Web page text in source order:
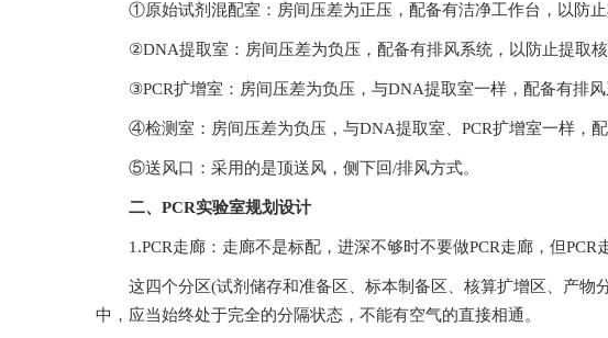
①原始试剂混配室：房间压差为正压，配备有洁净工作台，以防止
②DNA提取室：房间压差为负压，配备有排风系统，以防止提
③PCR扩增室：房间压差为负压，与DNA提取室一样，配备有排风
④检测室：房间压差为负压，与DNA提取室、PCR扩增室一样，配
⑤送风口：采用的是顶送风，侧下回/排风方式。
二、PCR实验室规划设计
1.PCR走廊：走廊不是标配，进深不够时不要做PCR走廊，但PCR走
这四个分区(试剂储存和准备区、标本制备区、核算扩增区、
中，应当始终处于完全的分隔状态，不能有空气的直接相通。